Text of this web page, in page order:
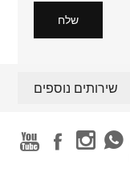
שלח
שירותים נוספים
   